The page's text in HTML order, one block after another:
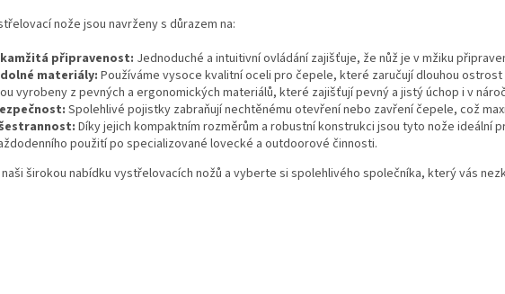
v
ý
p
i
s
u
nože jsou navrženy s důrazem na:
připravenost: Jednoduché a intuitivní ovládání zajišťuje, že nůž je v mžiku
materiály: Používáme vysoce kvalitní oceli pro čepele, které zaručují dlouhou
vyrobeny z pevných a ergonomických materiálů, které zajišťují pevný a jistý úchop i v
Spolehlivé pojistky zabraňují nechtěnému otevření nebo zavření čepele, což
Díky jejich kompaktním rozměrům a robustní konstrukci jsou tyto nože ideální
použití po specializované lovecké a outdoorové činnosti.
širokou nabídku vystřelovacích nožů a vyberte si spolehlivého společníka, který vás